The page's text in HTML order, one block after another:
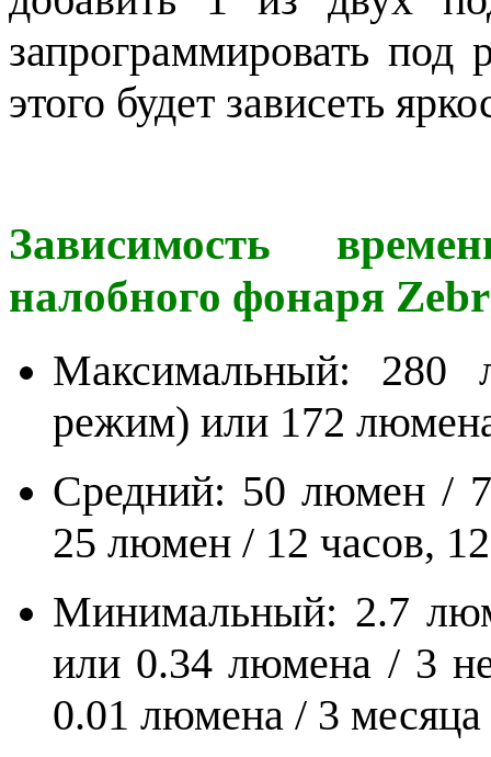
запрограммировать под
этого будет зависеть
Зависимость
налобного фонаря
Максимальный: 280
режим) или 172
Средний: 50 люмен /
25 люмен / 12 часов,
Минимальный: 2.7
или 0.34 люмена / 3
0.01 люмена / 3 месяца